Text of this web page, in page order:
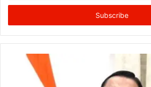
Email